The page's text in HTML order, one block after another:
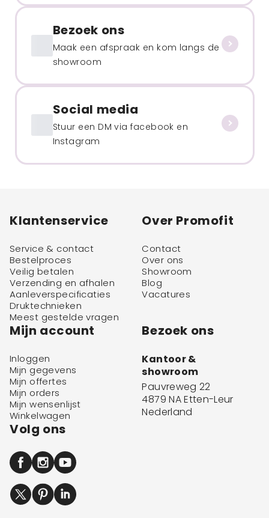
Bezoek ons
Maak een afspraak en kom langs de
showroom
Social media
Stuur een DM via facebook en
Instagram
Klantenservice
Service & contact
Bestelproces
Veilig betalen
Verzending en afhalen
Aanleverspecificaties
Druktechnieken
Meest gestelde vragen
Over Promofit
Contact
Over ons
Showroom
Blog
Vacatures
Mijn account
Inloggen
Mijn gegevens
Mijn offertes
Mijn orders
Mijn wensenlijst
Winkelwagen
Bezoek ons
Kantoor &
showroom
Pauvreweg 22
4879 NA Etten-Leur
Nederland
Volg ons